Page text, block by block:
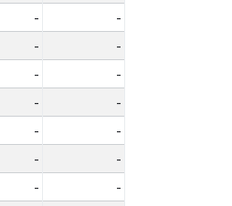
-
-
-
-
-
-
-
-
-
-
-
-
-
-